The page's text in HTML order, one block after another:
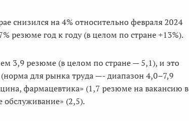
снизился на 4% относительно февраля 2024
резюме год к году (в целом по стране +13%).
3,9 резюме (в целом по стране — 5,1), и это
для рынка труда —- диапазон 4,0–7,9
фармацевтика» (1,7 резюме на вакансию в
обслуживание» (2,5).